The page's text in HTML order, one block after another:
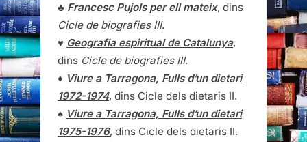
♣ Francesc Pujols per ell mateix, dins
Cicle de biografies III.
♥ Geografia espiritual de Catalunya,
dins Cicle de biografies III.
♦ Viure a Tarragona, Fulls d’un dietari
1972-1974, dins Cicle dels dietaris II.
♠ Viure a Tarragona, Fulls d’un dietari
1975-1976, dins Cicle dels dietaris II.